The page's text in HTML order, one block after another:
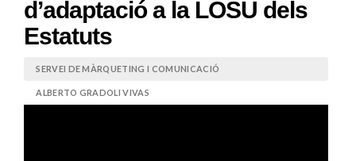
d’adaptació a la LOSU dels
Estatuts
SERVEI DE MÀRQUETING I COMUNICACIÓ
ALBERTO GRADOLI VIVAS